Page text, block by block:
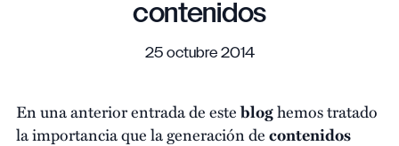
contenidos
25 octubre 2014
En una anterior entrada de estebloghemos tratado
la importancia que la generación decontenidos